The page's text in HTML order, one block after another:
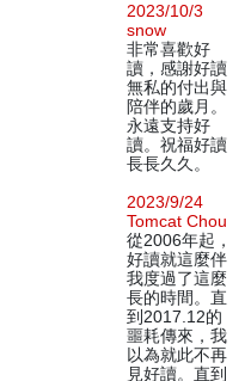
2023/10/3
snow
非常喜歡好
讀，感謝好讀
無私的付出與
陪伴的歲月。
永遠支持好
讀。祝福好讀
長長久久。
2023/9/24
Tomcat Chou
從2006年起，
好讀就這麼伴
我度過了這麼
長的時間。直
到2017.12的
噩耗傳來，我
以為就此不再
見好讀。直到